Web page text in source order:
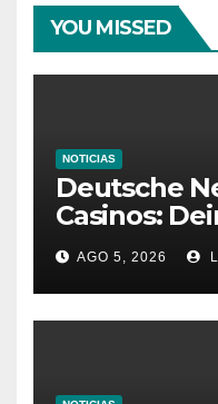
YOU MISSED
NOTICIAS
Deutsche
Casinos:
Ratgeber
AGO 5, 2026